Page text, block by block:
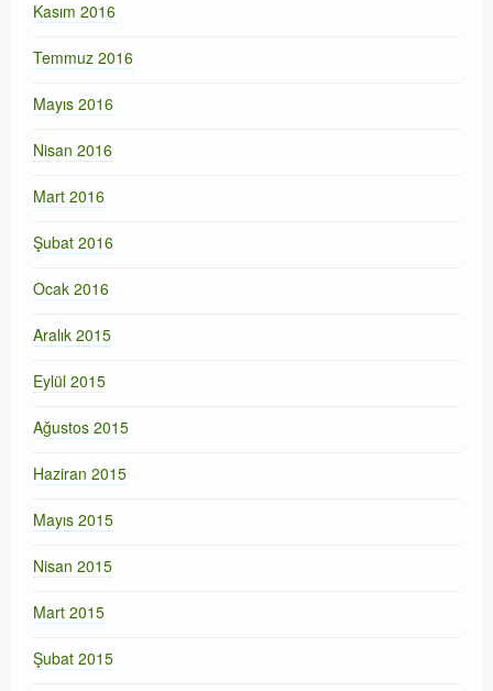
Kasım 2016
Temmuz 2016
Mayıs 2016
Nisan 2016
Mart 2016
Şubat 2016
Ocak 2016
Aralık 2015
Eylül 2015
Ağustos 2015
Haziran 2015
Mayıs 2015
Nisan 2015
Mart 2015
Şubat 2015